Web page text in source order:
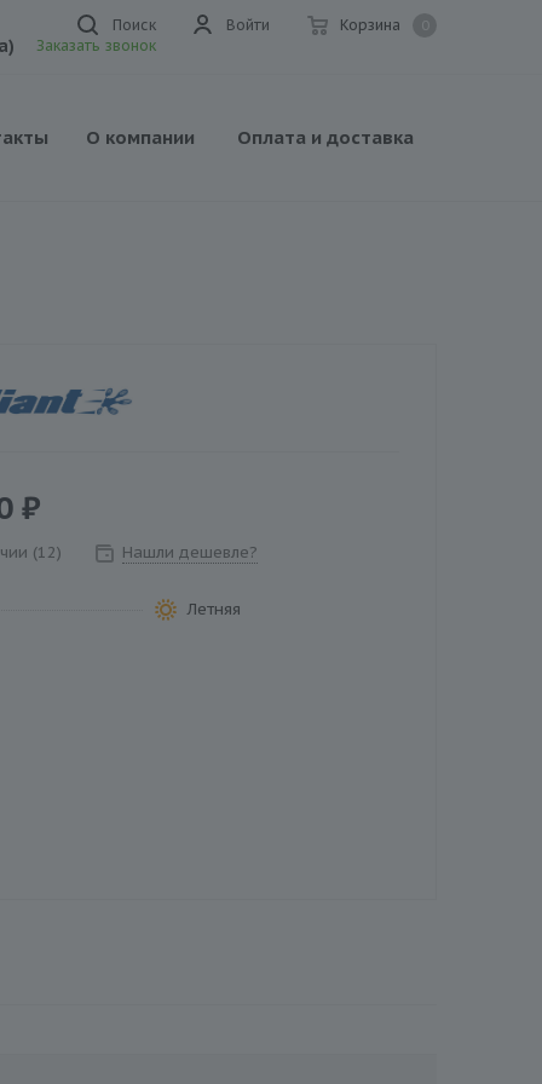
Корзина
Войти
Поиск
Заказать звонок
О компании Оплата и доставка
₽
(12) Нашли дешевле?
Летняя